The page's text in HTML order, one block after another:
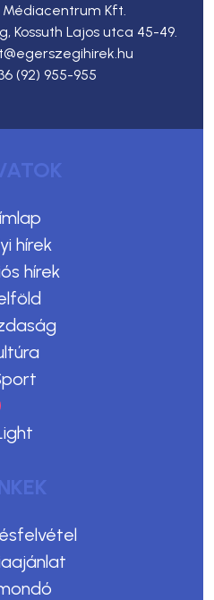
Kft.
Kossuth Lajos utca 45-49.
(92) 955-955
hírek
hírek